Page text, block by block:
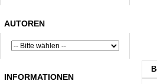
AUTOREN
INFORMATIONEN